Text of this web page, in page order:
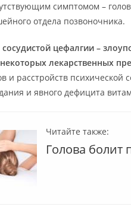
симптомом –
отдела позвоночника.
цефалгии –
лекарственных
и расстройств психической
и явного дефицита
Читайте также:
Голова болит